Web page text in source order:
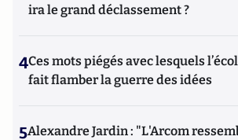
ira le grand déclassement ?
4Ces mots piégés avec lesquels
fait flamber la guerre des idées
5Alexandre Jardin : "L'Arcom